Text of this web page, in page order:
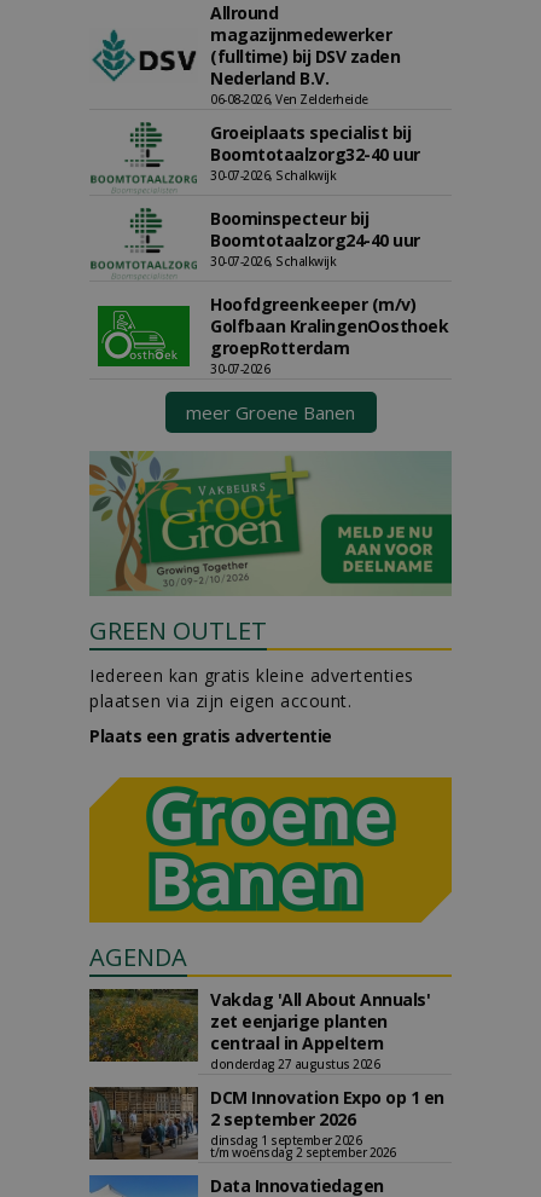
Allround
magazijnmedewerker
(fulltime) bij DSV zaden
Nederland B.V.
06-08-2026, Ven Zelderheide
Groeiplaats specialist bij
Boomtotaalzorg32-40 uur
30-07-2026, Schalkwijk
Boominspecteur bij
Boomtotaalzorg24-40 uur
30-07-2026, Schalkwijk
Hoofdgreenkeeper (m/v)
Golfbaan KralingenOosthoek
groepRotterdam
30-07-2026
meer Groene Banen
GREEN OUTLET
Iedereen kan gratis kleine advertenties
plaatsen via zijn eigen account.
Plaats een gratis advertentie
AGENDA
Vakdag 'All About Annuals'
zet eenjarige planten
centraal in Appeltern
donderdag 27 augustus 2026
DCM Innovation Expo op 1 en
2 september 2026
dinsdag 1 september 2026
t/m woensdag 2 september 2026
Data Innovatiedagen